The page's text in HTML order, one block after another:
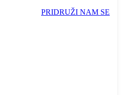
PRIDRUŽI NAM SE